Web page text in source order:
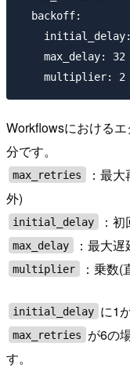
  backoff:
    max_delay: 32
Workflowsにおける
分です。
max_retries
：最
外)
initial_delay ：
max_delay ：最大
multiplier ：乗数
initial_delay に1
max_retries
が6の
す。